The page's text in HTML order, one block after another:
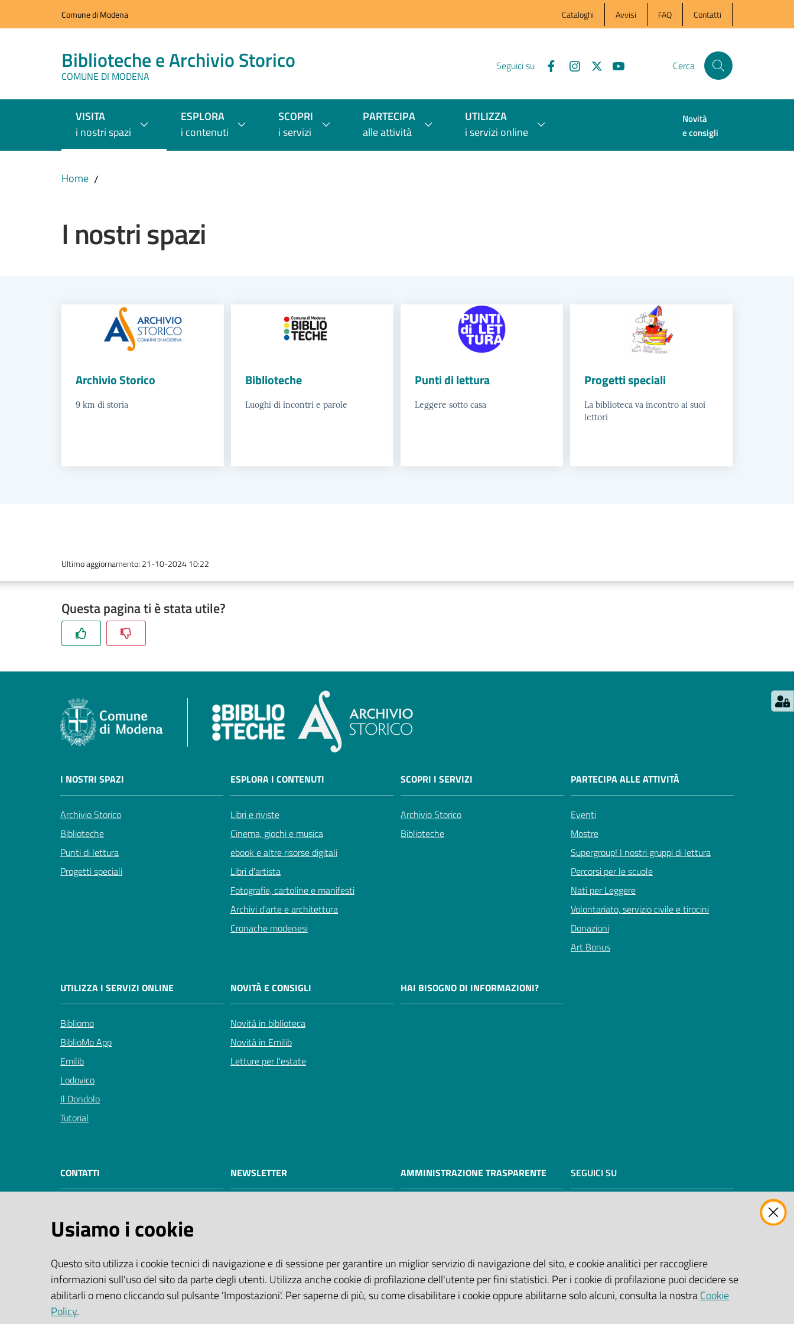
Vai al contenuto
Vai alla navigazioneComune di Modena Cataloghi Avvisi FAQ Contatti
Biblioteche e Archivio Storico
COMUNE DI MODENA
Seguici su Cerca
VISITA
i nostri spazi
ESPLORA
i contenuti
SCOPRI
i servizi
PARTECIPA
alle attività
UTILIZZA
i servizi online
Novità
e consigli
Home /
I nostri spazi
Archivio Storico
9 km di storia
Biblioteche
Luoghi di incontri e parole
Punti di lettura
Leggere sotto casa
Progetti speciali
La biblioteca va incontro ai suoi
lettori
Ultimo aggiornamento: 21-10-2024 10:22
Questa pagina ti è stata utile?
I NOSTRI SPAZI
Archivio Storico
Biblioteche
Punti di lettura
Progetti speciali
ESPLORA I CONTENUTI
Libri e riviste
Cinema, giochi e musica
ebook e altre risorse digitali
Libri d'artista
Fotografie, cartoline e manifesti
Archivi d'arte e architettura
Cronache modenesi
SCOPRI I SERVIZI
Archivio Storico
Biblioteche
PARTECIPA ALLE ATTIVITÀ
Eventi
Mostre
Supergroup! I nostri gruppi di lettura
Percorsi per le scuole
Nati per Leggere
Volontariato, servizio civile e tirocini
Donazioni
Art Bonus
UTILIZZA I SERVIZI ONLINE
Bibliomo
BiblioMo App
Emilib
Lodovico
Il Dondolo
Tutorial
NOVITÀ E CONSIGLI
Novità in biblioteca
Novità in Emilib
Letture per l'estate
HAI BISOGNO DI INFORMAZIONI?
CONTATTI
Modena
41121 Modena (MO) Italia
Centralino: 059 2032940
PEC:
biblioteche@cert.comune.modena.it
Email:
NEWSLETTER AMMINISTRAZIONE TRASPARENTE SEGUICI SU
Usiamo i cookie
Questo sito utilizza i cookie tecnici di navigazione e di sessione per garantire un miglior servizio di navigazione del sito, e cookie analitici per raccogliere
informazioni sull'uso del sito da parte degli utenti. Utilizza anche cookie di profilazione dell'utente per fini statistici. Per i cookie di profilazione puoi decidere se
abilitarli o meno cliccando sul pulsante 'Impostazioni'. Per saperne di più, su come disabilitare i cookie oppure abilitarne solo alcuni, consulta la nostraCookie
Policy.